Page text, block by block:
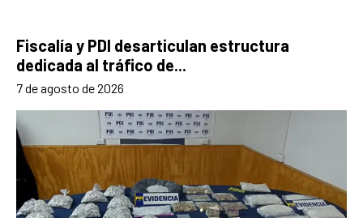
Fiscalía y PDI desarticulan estructura
dedicada al tráfico de...
7 de agosto de 2026